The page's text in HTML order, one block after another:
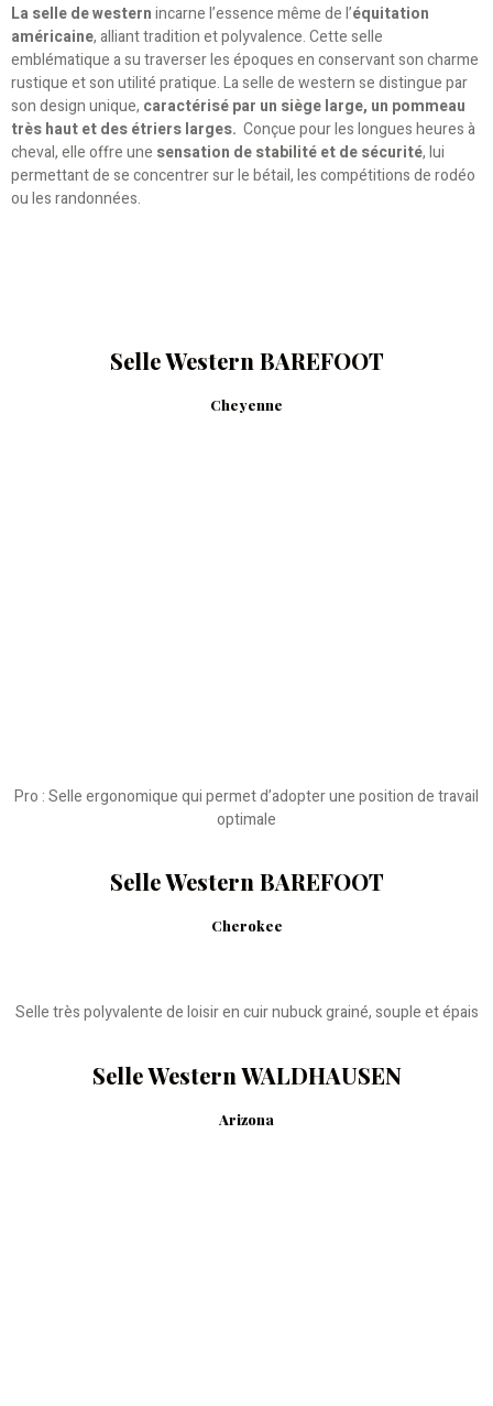
La selle de westernincarne l’essence même de l’équitation
américaine, alliant tradition et polyvalence. Cette selle
emblématique a su traverser les époques en conservant son charme
rustique et son utilité pratique. La selle de western se distingue par
son design unique, caractérisé par un siège large, un pommeau
très haut et des étriers larges. Conçue pour les longues heures à
cheval, elle offre une sensation de stabilité et de sécurité, lui
permettant de se concentrer sur le bétail, les compétitions de rodéo
ou les randonnées.
Selle Western BAREFOOT
Cheyenne
Pro : Selle ergonomique qui permet d’adopter une position de travail
optimale
Selle Western BAREFOOT
Cherokee
Selle très polyvalente de loisir en cuir nubuck grainé, souple et épais
Selle Western WALDHAUSEN
Arizona